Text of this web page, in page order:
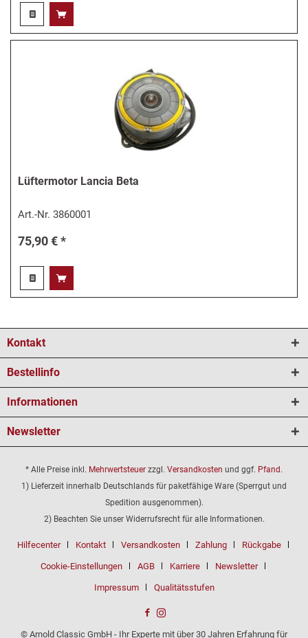
Lüftermotor Lancia Beta
Art.-Nr.3860001
75,90 € *
Kontakt
Bestellinfo
Informationen
Newsletter
* Alle Preise inkl. Mehrwertsteuer zzgl. Versandkosten und ggf. Pfand .
1) Lieferzeit innerhalb Deutschlands für paketfähige Ware (Sperrgut und
Spedition ausgenommen).
2) Beachten Sie unser Widerrufsrecht für alle Informationen.
Hilfecenter Kontakt Versandkosten Zahlung Rückgabe
Cookie-Einstellungen AGB Karriere Newsletter
Impressum Qualitätsstufen
© Arnold Classic GmbH - Ihr Experte mit über 30 Jahren Erfahrung für